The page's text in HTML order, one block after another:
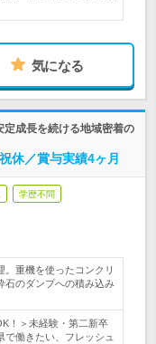
気になる
成長を続ける地域密着の
休／賞与実績4ヶ月
学歴不問
。重機を使ったコンクリ
石のダンプへの積み込み
！＞未経験・第二新卒
働きたい、フレッシュ